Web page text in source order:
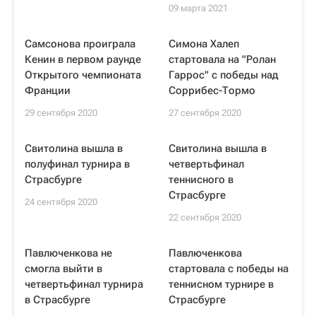
09 марта 2021
Самсонова проиграла
Кенин в первом раунде
Открытого чемпионата
Франции
29 сентября 2020
Симона Халеп
стартовала на "Ролан
Гаррос" с победы над
Соррибес-Тормо
27 сентября 2020
Свитолина вышла в
полуфинал турнира в
Страсбурге
24 сентября 2020
Свитолина вышла в
четвертьфинал
теннисного в
Страсбурге
22 сентября 2020
Павлюченкова не
смогла выйти в
четвертьфинал турнира
в Страсбурге
Павлюченкова
стартовала с победы на
теннисном турнире в
Страсбурге